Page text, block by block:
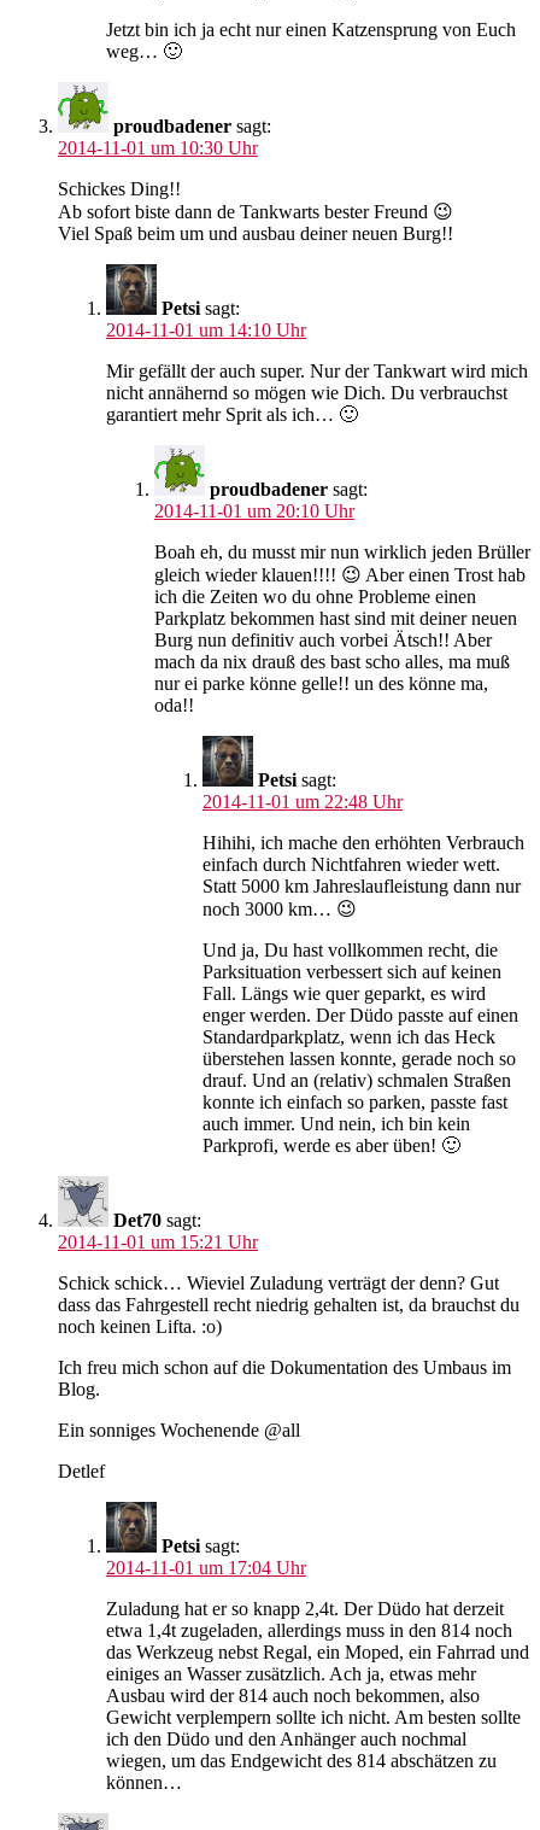
Jetzt bin ich ja echt nur einen Katzensprung von Euch
weg… 🙂
proudbadener sagt:
2014-11-01 um 10:30 Uhr
Schickes Ding!!
Ab sofort biste dann de Tankwarts bester Freund 😉
Viel Spaß beim um und ausbau deiner neuen Burg!!
Petsi sagt:
2014-11-01 um 14:10 Uhr
Mir gefällt der auch super. Nur der Tankwart wird mich
nicht annähernd so mögen wie Dich. Du verbrauchst
garantiert mehr Sprit als ich… 🙂
proudbadener sagt:
2014-11-01 um 20:10 Uhr
Boah eh, du musst mir nun wirklich jeden Brüller
gleich wieder klauen!!!! 😉 Aber einen Trost hab
ich die Zeiten wo du ohne Probleme einen
Parkplatz bekommen hast sind mit deiner neuen
Burg nun definitiv auch vorbei Ätsch!! Aber
mach da nix drauß des bast scho alles, ma muß
nur ei parke könne gelle!! un des könne ma,
oda!!
Petsi sagt:
2014-11-01 um 22:48 Uhr
Hihihi, ich mache den erhöhten Verbrauch
einfach durch Nichtfahren wieder wett.
Statt 5000 km Jahreslaufleistung dann nur
noch 3000 km… 😉
Und ja, Du hast vollkommen recht, die
Parksituation verbessert sich auf keinen
Fall. Längs wie quer geparkt, es wird
enger werden. Der Düdo passte auf einen
Standardparkplatz, wenn ich das Heck
überstehen lassen konnte, gerade noch so
drauf. Und an (relativ) schmalen Straßen
konnte ich einfach so parken, passte fast
auch immer. Und nein, ich bin kein
Parkprofi, werde es aber üben! 🙂
Det70 sagt:
2014-11-01 um 15:21 Uhr
Schick schick… Wieviel Zuladung verträgt der denn? Gut
dass das Fahrgestell recht niedrig gehalten ist, da brauchst du
noch keinen Lifta. :o)
Ich freu mich schon auf die Dokumentation des Umbaus im
Blog.
Ein sonniges Wochenende @all
Detlef
Petsi sagt:
2014-11-01 um 17:04 Uhr
Zuladung hat er so knapp 2,4t. Der Düdo hat derzeit
etwa 1,4t zugeladen, allerdings muss in den 814 noch
das Werkzeug nebst Regal, ein Moped, ein Fahrrad und
einiges an Wasser zusätzlich. Ach ja, etwas mehr
Ausbau wird der 814 auch noch bekommen, also
Gewicht verplempern sollte ich nicht. Am besten sollte
ich den Düdo und den Anhänger auch nochmal
wiegen, um das Endgewicht des 814 abschätzen zu
können…